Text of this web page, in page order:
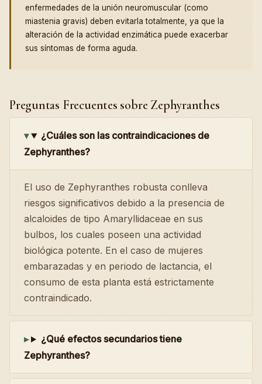
enfermedades de la unión neuromuscular (como
miastenia gravis) deben evitarla totalmente, ya que la
alteración de la actividad enzimática puede exacerbar
sus síntomas de forma aguda.
Preguntas Frecuentes sobre Zephyranthes
¿Cuáles son las contraindicaciones de
Zephyranthes?
El uso de Zephyranthes robusta conlleva
riesgos significativos debido a la presencia de
alcaloides de tipo Amaryllidaceae en sus
bulbos, los cuales poseen una actividad
biológica potente. En el caso de mujeres
embarazadas y en periodo de lactancia, el
consumo de esta planta está estrictamente
contraindicado.
¿Qué efectos secundarios tiene
Zephyranthes?